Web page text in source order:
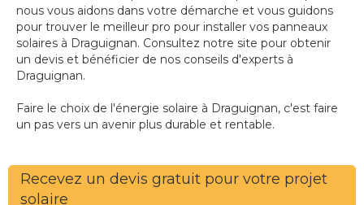
nous vous aidons dans votre démarche et vous guidons
pour trouver le meilleur pro pour installer vos panneaux
solaires à Draguignan. Consultez notre site pour obtenir
un devis et bénéficier de nos conseils d'experts à
Draguignan.
Faire le choix de l'énergie solaire à Draguignan, c'est faire
un pas vers un avenir plus durable et rentable.
Recevez un devis gratuit pour votre projet
solaire